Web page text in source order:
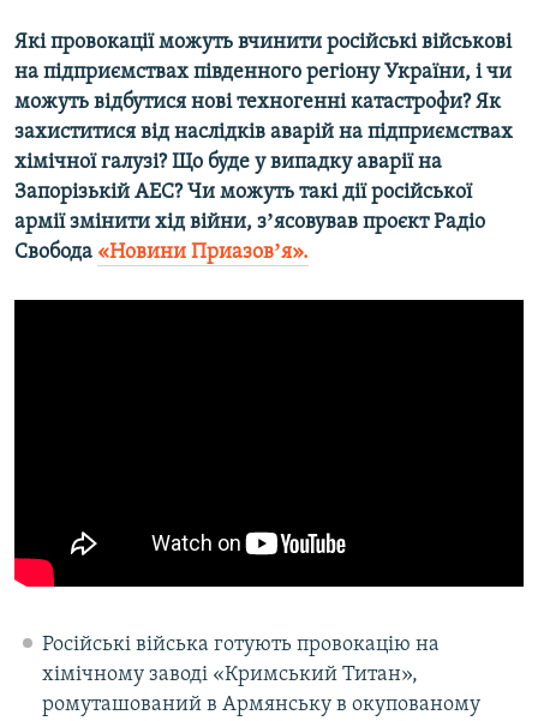
Які провокації можуть вчинити російські військові
на підприємствах південного регіону України, і чи
можуть відбутися нові техногенні катастрофи? Як
захиститися від наслідків аварій на підприємствах
хімічної галузі? Що буде у випадку аварії на
Запорізькій АЕС? Чи можуть такі дії російської
армії змінити хід війни, зʼясовував проєкт Радіо
Свобода «Новини Приазовʼя».
Російські війська готують провокацію на
хімічному заводі «Кримський Титан»,
ромуташований в Армянську в окупованому